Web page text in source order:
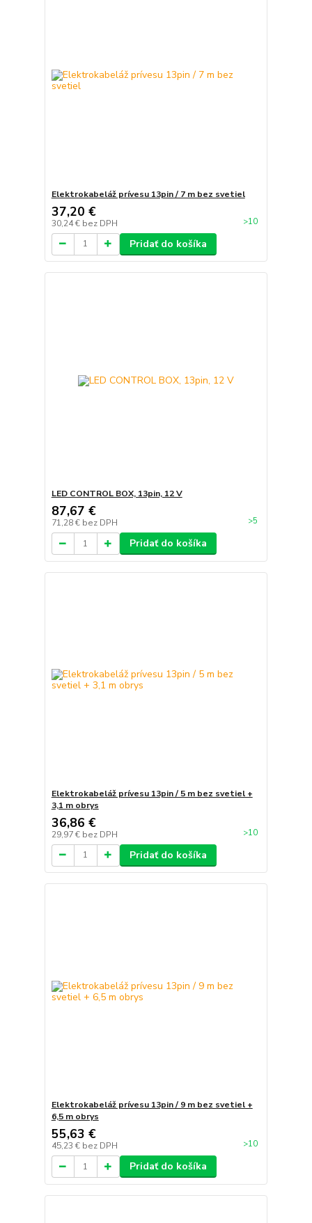
Elektrokabeláž prívesu 13pin / 7 m bez svetiel
37,20 €
30,24 € bez DPH >10
Pridať do košíka
LED CONTROL BOX, 13pin, 12 V
87,67 €
71,28 € bez DPH >5
Pridať do košíka
Elektrokabeláž prívesu 13pin / 5 m bez svetiel +
3,1 m obrys
36,86 €
29,97 € bez DPH >10
Pridať do košíka
Elektrokabeláž prívesu 13pin / 9 m bez svetiel +
6,5 m obrys
55,63 €
45,23 € bez DPH >10
Pridať do košíka